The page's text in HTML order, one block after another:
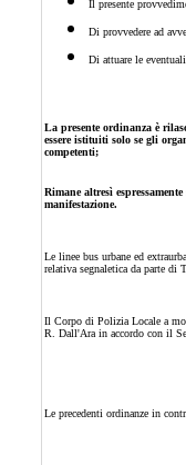
Il presente
Di provvedere ad
Di attuare le
La presente ordinanza è
essere istituiti solo se gli
competenti;
Rimane altresì
manifestazione.
Le linee bus urbane ed
relativa segnaletica da parte di
Il Corpo di Polizia Locale a
R. Dall'Ara in accordo con il
Le precedenti ordinanze in